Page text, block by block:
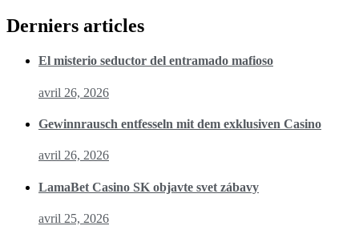
Derniers articles
El misterio seductor del entramado mafioso
avril 26, 2026
Gewinnrausch entfesseln mit dem exklusiven Casino
avril 26, 2026
LamaBet Casino SK objavte svet zábavy
avril 25, 2026